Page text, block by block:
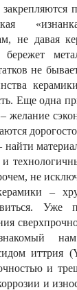
не давая
бережет
не
Еще одна
желание
найти
и
не
–
Уже
иттрия
и
и